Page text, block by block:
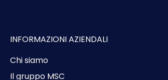
INFORMAZIONI AZIENDALI
Chi siamo
Il gruppo MSC